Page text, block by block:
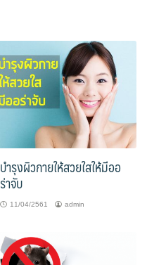
บำรุงผิวกายให้สวยใสให้มีออ
ร่าจับ
11/04/2561 admin